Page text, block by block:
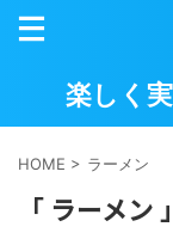
楽しく
HOME > ラーメン
「 ラーメン